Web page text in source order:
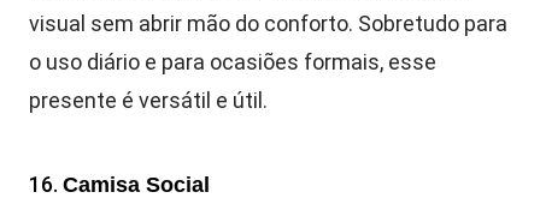
visual sem abrir mão do conforto. Sobretudo para
o uso diário e para ocasiões formais, esse
presente é versátil e útil.
16. Camisa Social